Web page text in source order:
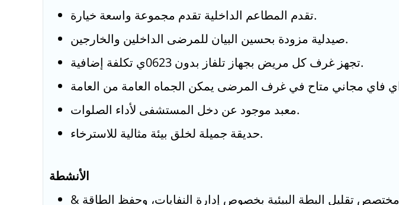
تقدم المطاعم الداخلية تقدم مجموعة واسعة خيارة.
صيدلية مزودة بحسين البيان للمرضى الداخلين والخارجين.
تجهز غرف كل مريض بجهاز تلفاز بدون 0623ي تكلفة إضافية.
معبد موجود عن دخل المستشفى لأداء الصلوات.
حديقة جميلة لخلق بيئة مثالية للاسترخاء.
الأنشطة
مختصص تقليل البطة البيئية بخصوص إدارة النفايات، وحفظ الطاقة &